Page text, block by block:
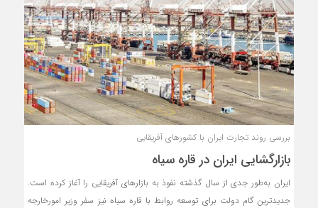
بررسی روند تجارت ایران با کشورهای آفریقایی
بازارگشایی ایران در قاره سیاه
ایران به‌طور جدی از سال گذشته نفوذ به بازارهای آفریقایی را آغاز کرده است.
جدیدترین گام دولت برای توسعه روابط با قاره سیاه نیز سفر وزیر امورخارجه